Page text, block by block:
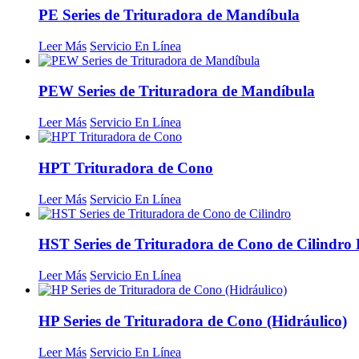
PE Series de Trituradora de Mandíbula
Leer Más Servicio En Línea
PEW Series de Trituradora de Mandíbula
Leer Más Servicio En Línea
HPT Trituradora de Cono
Leer Más Servicio En Línea
HST Series de Trituradora de Cono de Cilindro
Leer Más Servicio En Línea
HP Series de Trituradora de Cono (Hidráulico)
Leer Más Servicio En Línea